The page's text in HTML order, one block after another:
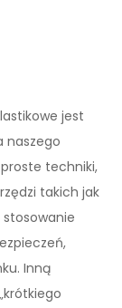
jest
naszego
techniki,
takich jak
Inną